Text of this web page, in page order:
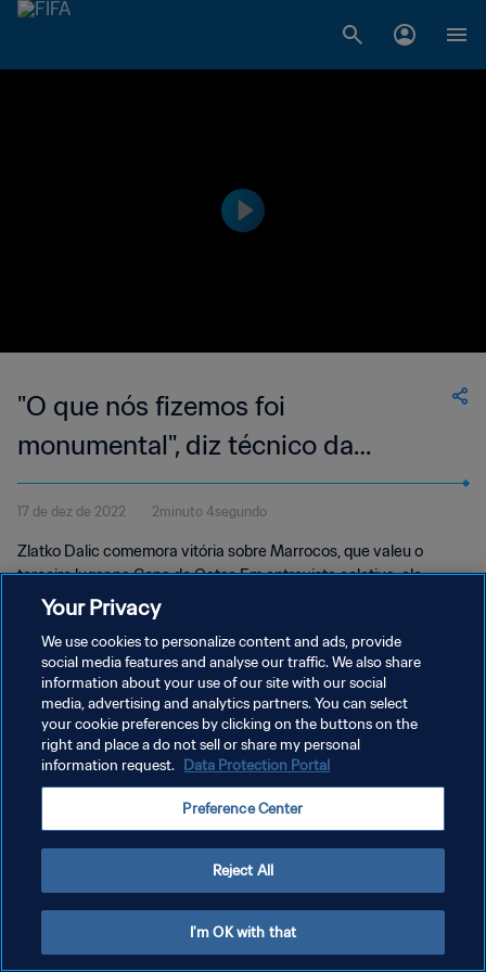
"O que nós fizemos foi
monumental", diz técnico da
Croácia
17 de dez de 2022 2minuto 4segundo
Zlatko Dalic comemora vitória sobre Marrocos, que valeu o
terceiro lugar na Copa do Qatar. Em entrevista coletiva, ele
também deu seu palpite para a final entre Argentina e França.
POLÍTICA DE PRIVACIDADE
TERMOS DE SERVIÇO
ADMINISTRAR AS PREFERÊNCIAS DE COOKIES
Your Privacy
We use cookies to personalize content and ads, provide
social media features and analyse our traffic. We also share
information about your use of our site with our social
media, advertising and analytics partners. You can select
your cookie preferences by clicking on the buttons on the
right and place a do not sell or share my personal
information request. Data Protection Portal
Preference Center
Reject All
I'm OK with that